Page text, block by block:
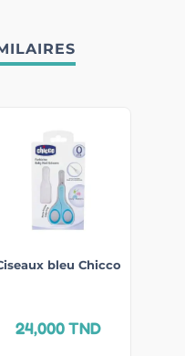
bleu Chicco
24,000TND